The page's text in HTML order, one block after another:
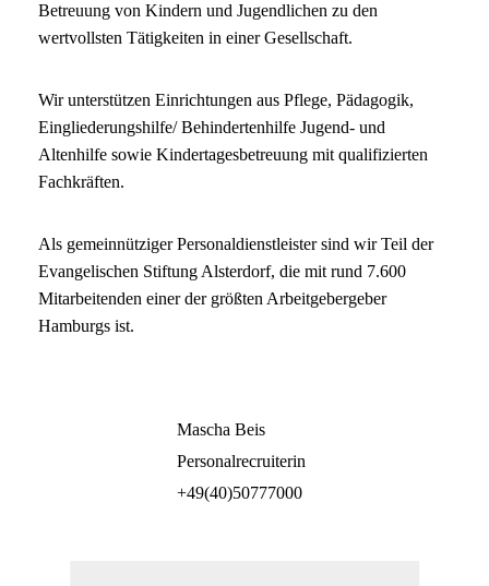
Betreuung von Kindern und Jugendlichen zu den
wertvollsten Tätigkeiten in einer Gesellschaft.
Wir unterstützen Einrichtungen aus Pflege, Pädagogik,
Eingliederungshilfe/ Behindertenhilfe Jugend- und
Altenhilfe sowie Kindertagesbetreuung mit qualifizierten
Fachkräften.
Als gemeinnütziger Personaldienstleister sind wir Teil der
Evangelischen Stiftung Alsterdorf, die mit rund 7.600
Mitarbeitenden einer der größten Arbeitgebergeber
Hamburgs ist.
Mascha Beis
Personalrecruiterin
+49(40)50777000